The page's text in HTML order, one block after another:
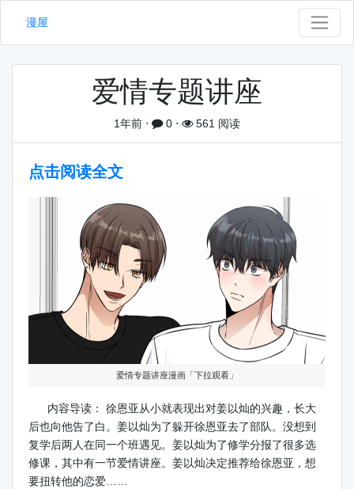
漫屋
爱情专题讲座
1年前 ⋅ 0 ⋅ 561 阅读
点击阅读全文
爱情专题讲座漫画「下拉观看」
内容导读： 徐恩亚从小就表现出对姜以灿的兴趣，长大
后也向他告了白。姜以灿为了躲开徐恩亚去了部队。没想到
复学后两人在同一个班遇见。姜以灿为了修学分报了很多选
修课，其中有一节爱情讲座。姜以灿决定推荐给徐恩亚，想
要扭转他的恋爱……